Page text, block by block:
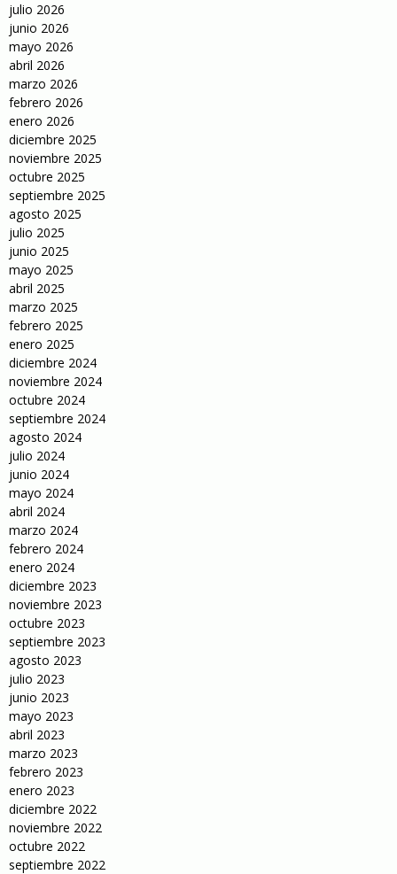
julio 2026
junio 2026
mayo 2026
abril 2026
marzo 2026
febrero 2026
enero 2026
diciembre 2025
noviembre 2025
octubre 2025
septiembre 2025
agosto 2025
julio 2025
junio 2025
mayo 2025
abril 2025
marzo 2025
febrero 2025
enero 2025
diciembre 2024
noviembre 2024
octubre 2024
septiembre 2024
agosto 2024
julio 2024
junio 2024
mayo 2024
abril 2024
marzo 2024
febrero 2024
enero 2024
diciembre 2023
noviembre 2023
octubre 2023
septiembre 2023
agosto 2023
julio 2023
junio 2023
mayo 2023
abril 2023
marzo 2023
febrero 2023
enero 2023
diciembre 2022
noviembre 2022
octubre 2022
septiembre 2022